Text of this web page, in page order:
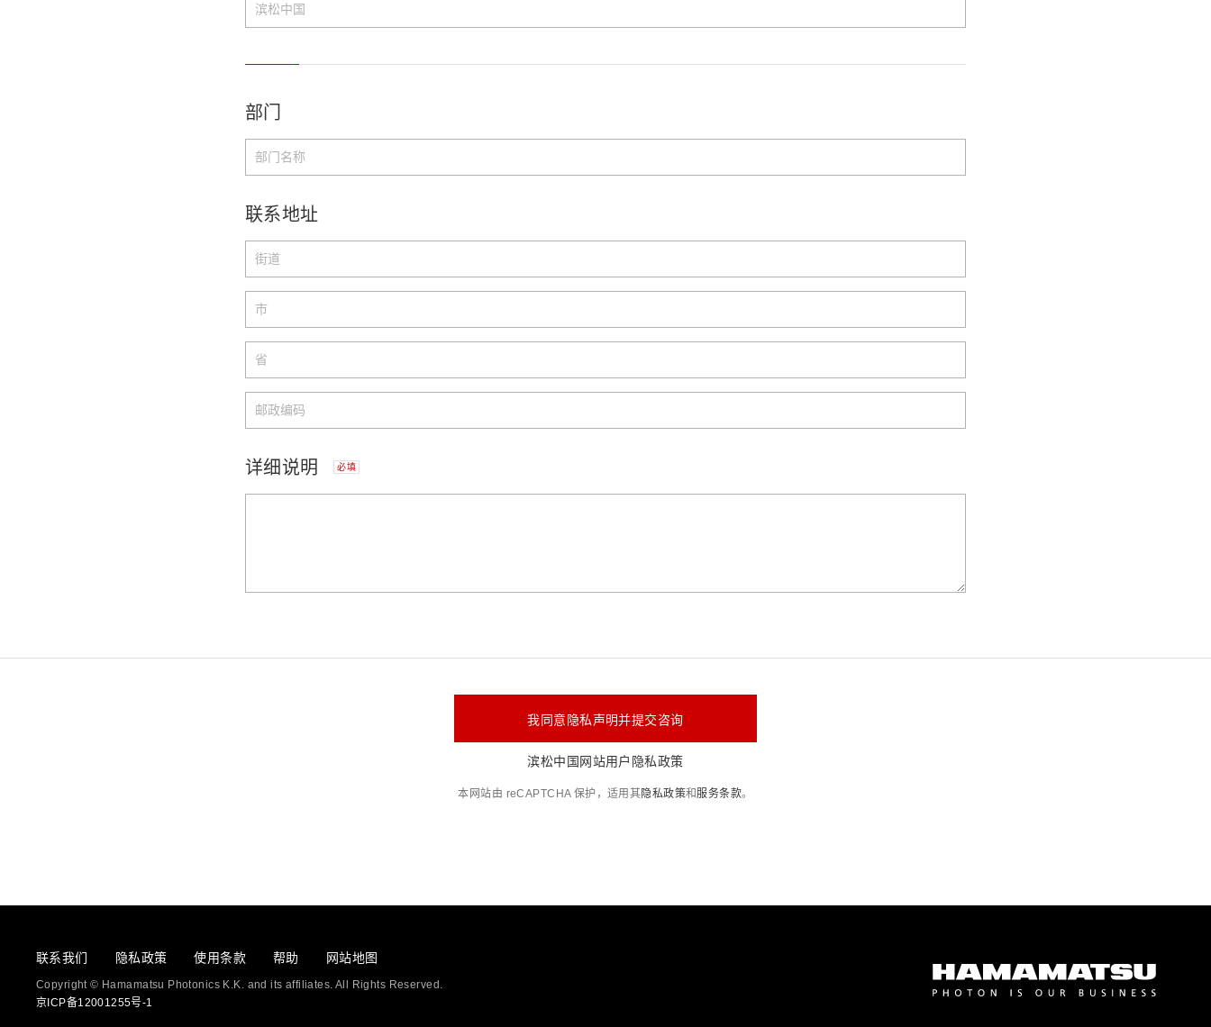
部门
联系地址
详细说明 必填
我同意隐私声明并提交咨询
滨松中国网站用户隐私政策
本网站由 reCAPTCHA 保护，适用其隐私政策和服务条款。
联系我们 隐私政策 使用条款 帮助 网站地图
Copyright © Hamamatsu Photonics K.K. and its affiliates. All Rights Reserved.
京ICP备12001255号-1